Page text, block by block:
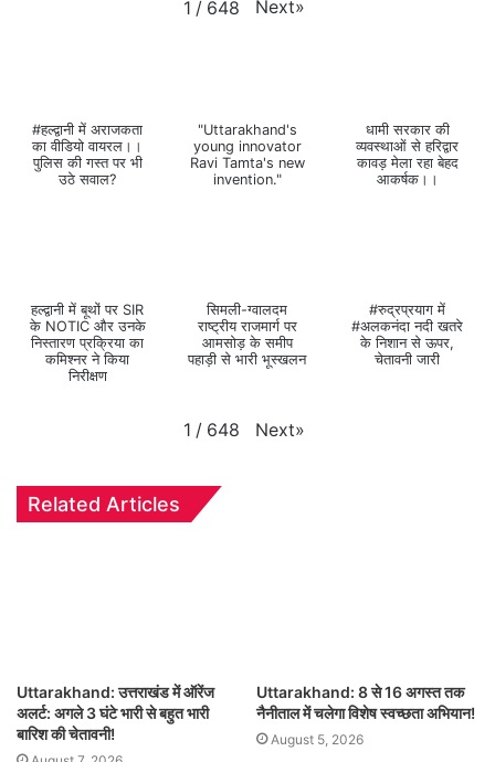
1 / 648 Next»
#हल्द्वानी में अराजकता
का वीडियो वायरल।।
पुलिस की गस्त पर भी
उठे सवाल?
"Uttarakhand's
young innovator
Ravi Tamta's new
invention."
धामी सरकार की
व्यवस्थाओं से हरिद्वार
कावड़ मेला रहा बेहद
आकर्षक।।
हल्द्वानी में बूथों पर SIR
के NOTIC और उनके
निस्तारण प्रक्रिया का
कमिश्नर ने किया
निरीक्षण
सिमली-ग्वालदम
राष्ट्रीय राजमार्ग पर
आमसोड़ के समीप
पहाड़ी से भारी भूस्खलन
#रुद्रप्रयाग में
#अलकनंदा नदी खतरे
के निशान से ऊपर,
चेतावनी जारी
1 / 648 Next»
Related Articles
Uttarakhand: उत्तराखंड में ऑरेंज
अलर्ट: अगले 3 घंटे भारी से बहुत भारी
बारिश की चेतावनी!
Uttarakhand: 8 से 16 अगस्त तक
नैनीताल में चलेगा विशेष स्वच्छता अभियान!
August 5, 2026